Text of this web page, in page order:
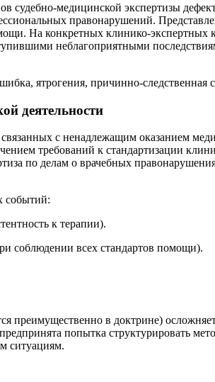
судебно-медицинской экспертизы
правонарушений.
На конкретных клинико-экспертных
неблагоприятными
ятрогения, причинно-следственная
деятельности
с ненадлежащим оказанием
требований к стандартизации
по делам о врачебных
событий:
к терапии).
соблюдении всех стандартов помощи).
преимущественно в доктрине)
попытка структурировать
ситуациям.